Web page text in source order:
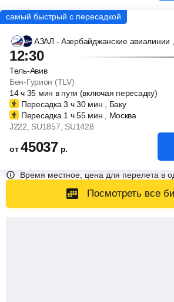
АЗАЛ - Азербайджанские авиалинии
12:30
Тель-Авив
Бен-Гурион (TLV)
14ч35 мин в пути (включая пересадку)
Пересадка 3 ч30 мин , Баку
Пересадка 1 ч55 мин , Москва
J222 , SU1857 , SU1428
от45037 р.
Время местное, цена для перелета в
Посмотреть все